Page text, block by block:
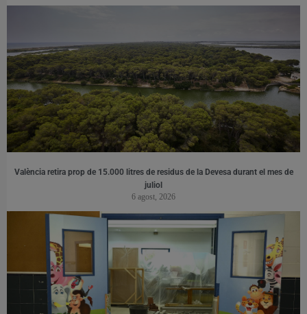
València retira prop de 15.000 litres de residus de la Devesa durant el mes de
juliol
6 agost, 2026